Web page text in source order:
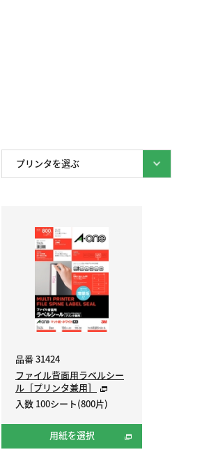
品番 31424
ファイル背面用ラベルシー
ル［プリンタ兼用］
入数 100シート(800片)
用紙を選択